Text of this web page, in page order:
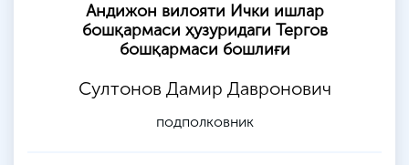
Aндижон вилояти Ички ишлар
бошқармаси ҳузуридаги Тергов
бошқармаси бошлиғи
Султонов Дамир Давронович
подполковник